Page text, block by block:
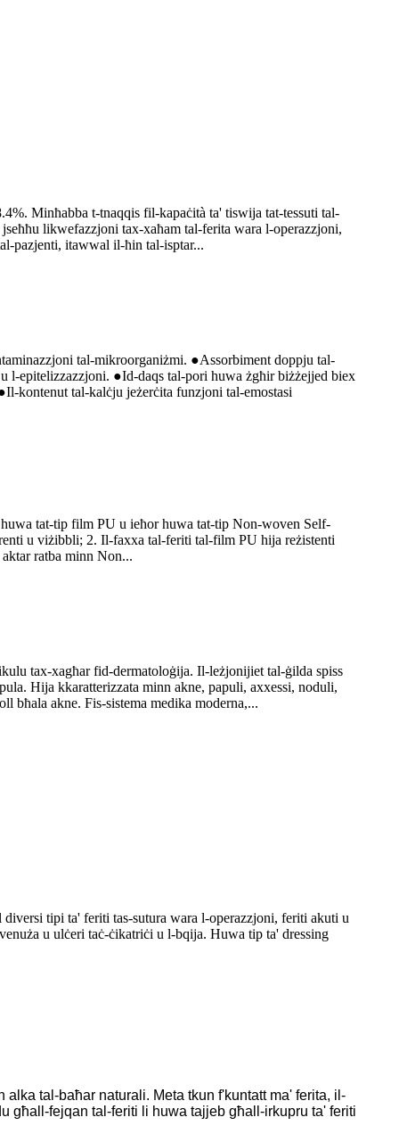
Minħabba t-tnaqqis fil-kapaċità ta' tiswija tat-tessuti tal-
likwefazzjoni tax-xaħam tal-ferita wara l-operazzjoni,
pazjenti, itawwal il-ħin tal-isptar...
tal-mikroorganiżmi. ●Assorbiment doppju tal-
l-epitelizzazzjoni. ●Id-daqs tal-pori huwa żgħir biżżejjed biex
kontenut tal-kalċju jeżerċita funzjoni tal-emostasi
tat-tip film PU u ieħor huwa tat-tip Non-woven Self-
u viżibbli; 2. Il-faxxa tal-feriti tal-film PU hija reżistenti
ratba minn Non...
tax-xagħar fid-dermatoloġija. Il-leżjonijiet tal-ġilda spiss
Hija kkaratterizzata minn akne, papuli, axxessi, noduli,
akne. Fis-sistema medika moderna,...
tipi ta' feriti tas-sutura wara l-operazzjoni, feriti akuti u
u ulċeri taċ-ċikatriċi u l-bqija. Huwa tip ta' dressing
tal-baħar naturali. Meta tkun f'kuntatt ma' ferita, il-
għall-fejqan tal-feriti li huwa tajjeb għall-irkupru ta' feriti